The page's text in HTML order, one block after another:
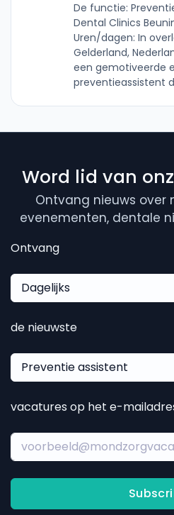
De functie:
Dental Clinics
Uren/dagen: In
Gelderland,
een gemotiveerde
preventieassistent
Word lid van
Ontvang nieuws over
evenementen, dentale
Ontvang
Dagelijks
de nieuwste
Preventie assistent
vacatures op het e-